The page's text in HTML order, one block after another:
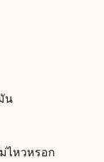
น
ไหวหรอก